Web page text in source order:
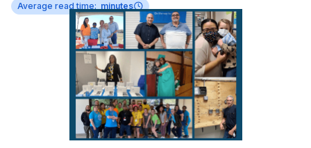
Average read time: minutes